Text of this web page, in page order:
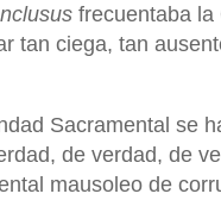
frecuentaba la
tan ciega, tan
Sacramental se
de verdad, de
mausoleo de